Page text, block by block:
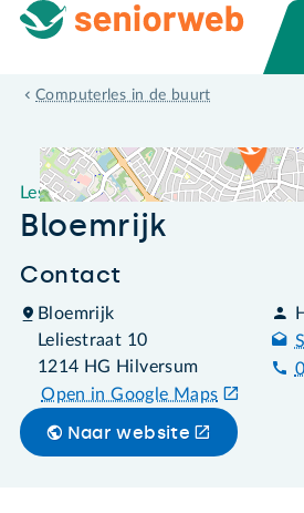
Computerles in de buurt
Leslocatie Bloemrijk
Leslocatie
Bloemrijk
Contact
Bloemrijk
Leliestraat 10
1214 HG Hilversum
Open in Google Maps
Naar website